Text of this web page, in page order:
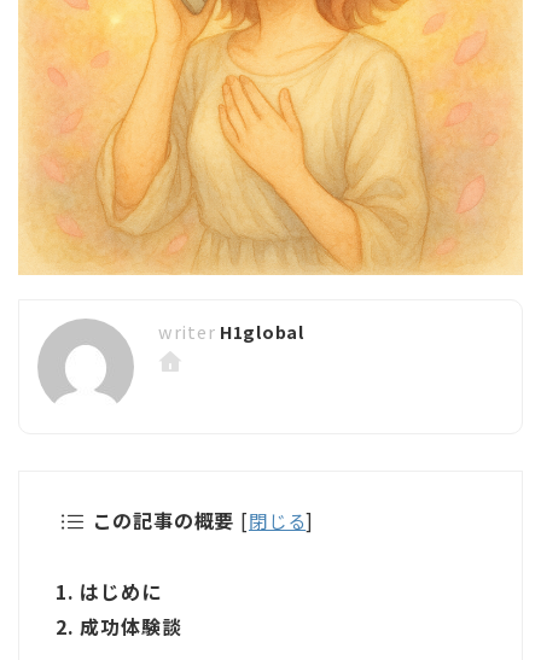
H1global
この記事の概要 [閉じる]
1. はじめに
2. 成功体験談